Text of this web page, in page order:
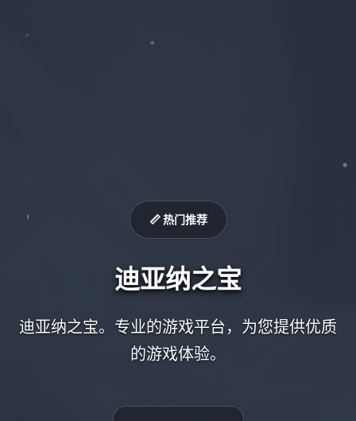
📏 热门推荐
迪亚纳之宝
迪亚纳之宝。专业的游戏平台，为您提供优质
的游戏体验。